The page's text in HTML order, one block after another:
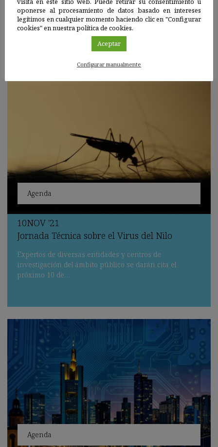
Jornada técnica sobre la buenas prácticas agro-
ambientales en el siglo XXI consistentes en una
conferencia inaugural seguida de…
Agenda
10NOV '21
Jornada Técnica sobre el Virus del Nilo
Expertos de diversas entidades y centros de
investigación del ámbito público se darán cita el
próximo 10 de…
Agenda
oponerse al procesamiento de datos basado en intereses
legítimos en cualquier momento haciendo clic en "Configurar
cookies" en nuestra política de cookies.
Aceptar
Configurar manualmente